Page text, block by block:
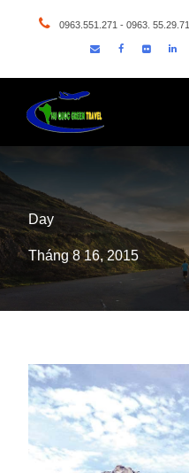
0963.551.271 - 0963. 55.29.71
Day
Tháng 8 16, 2015